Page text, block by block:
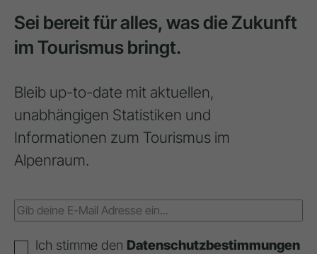
Sei bereit für alles, was die Zukunft
im Tourismus bringt.
Bleib up-to-date mit aktuellen,
unabhängigen Statistiken und
Informationen zum Tourismus im
Alpenraum.
Ich stimme den Datenschutzbestimmungen